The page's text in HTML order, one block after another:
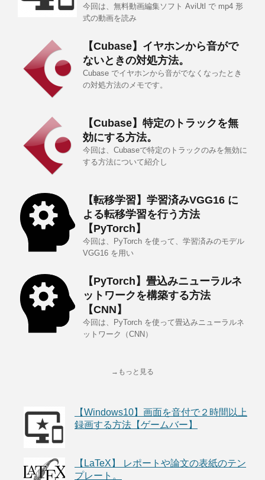
今回は、無料動画編集ソフト AviUtl で mp4 形
式の動画を読み
【Cubase】イヤホンから音がで
ないときの対処方法。
Cubase でイヤホンから音がでなくなったとき
の対処方法のメモです。
【Cubase】特定のトラックを無
効にする方法。
今回は、Cubaseで特定のトラックのみを無効に
する方法について紹介し
【転移学習】学習済みVGG16 に
よる転移学習を行う方法
【PyTorch】
今回は、PyTorch を使って、学習済みのモデル
VGG16 を用い
【PyTorch】畳込みニューラルネ
ットワークを構築する方法
【CNN】
今回は、PyTorch を使って畳込みニューラルネ
ットワーク（CNN）
→もっと見る
【Windows10】画面を音付で２時間以上
録画する方法【ゲームバー】
【LaTeX】 レポートや論文の表紙のテン
プレート。